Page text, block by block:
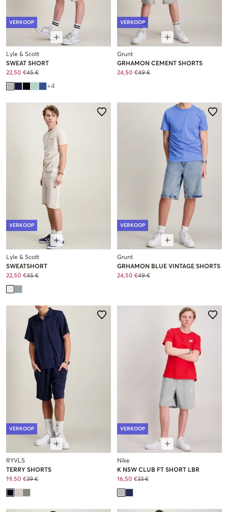
VERKOOP
Lyle & Scott
SWEAT SHORT
22,50 €45 €
+4
VERKOOP
Grunt
GRHAMON CEMENT SHORTS
24,50 €49 €
VERKOOP
Lyle & Scott
SWEATSHORT
22,50 €45 €
VERKOOP
Grunt
GRHAMON BLUE VINTAGE SHORTS
24,50 €49 €
VERKOOP
RYVLS
TERRY SHORTS
19,50 €39 €
VERKOOP
Nike
K NSW CLUB FT SHORT LBR
16,50 €33 €